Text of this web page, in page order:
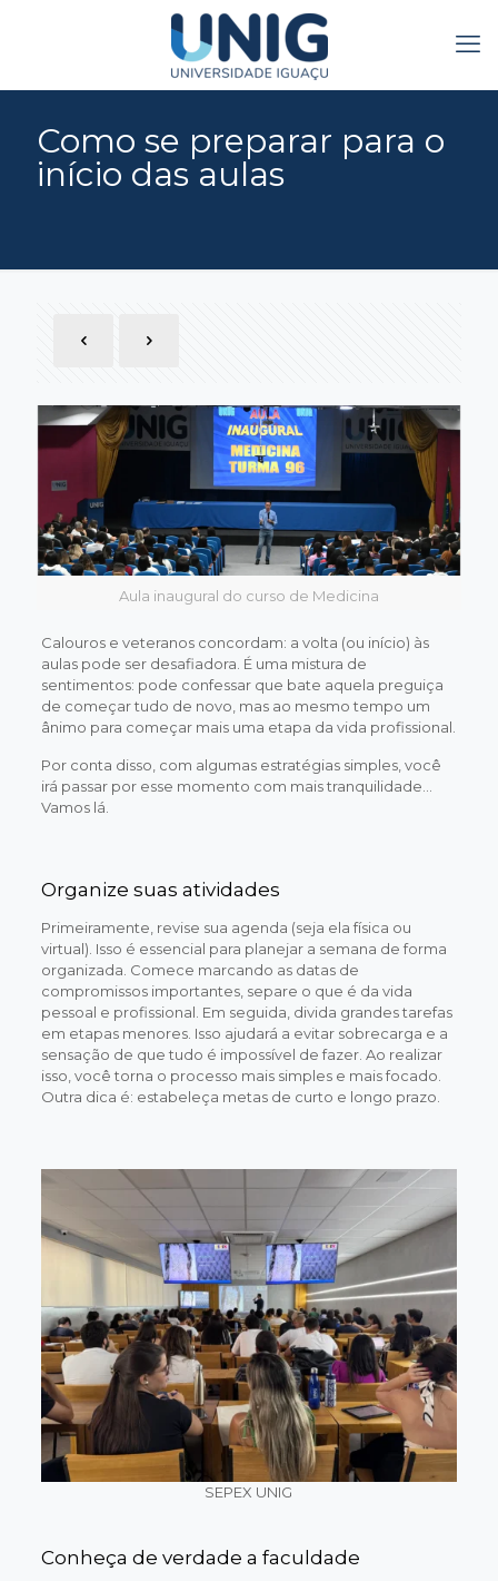
Como se preparar para o
início das aulas
Aula inaugural do curso de Medicina
Calouros e veteranos concordam: a volta (ou início) às
aulas pode ser desafiadora. É uma mistura de
sentimentos: pode confessar que bate aquela preguiça
de começar tudo de novo, mas ao mesmo tempo um
ânimo para começar mais uma etapa da vida profissional.
Por conta disso, com algumas estratégias simples, você
irá passar por esse momento com mais tranquilidade…
Vamos lá.
Organize suas atividades
Primeiramente, revise sua agenda (seja ela física ou
virtual). Isso é essencial para planejar a semana de forma
organizada. Comece marcando as datas de
compromissos importantes, separe o que é da vida
pessoal e profissional. Em seguida, divida grandes tarefas
em etapas menores. Isso ajudará a evitar sobrecarga e a
sensação de que tudo é impossível de fazer. Ao realizar
isso, você torna o processo mais simples e mais focado.
Outra dica é: estabeleça metas de curto e longo prazo.
SEPEX UNIG
Conheça de verdade a faculdade